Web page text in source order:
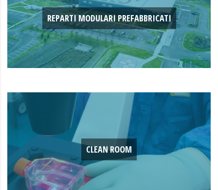
REPARTI MODULARI PREFABBRICATI
CLEAN ROOM